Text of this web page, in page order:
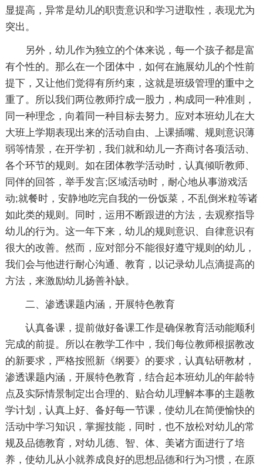
显提高，异常是幼儿的职责意识和学习进取性，表现尤为
突出。
另外，幼儿作为独立的个体来说，每一个孩子都是富
有个性的。那么在一个团体中，如何在施展幼儿的个性前
提下，又让他们觉得有所约束，这就是班级管理的重中之
重了。所以我们两位教师拧成一股力，构成同一种准则，
同一种理念，向着同一种目标去努力。应对本班幼儿在大
大班上学期表现出来的活动自由、上课插嘴、规则意识薄
弱等情景，在开学初，我们就和幼儿一齐商讨各项活动、
各个环节的规则。如在团体教学活动时，认真倾听教师、
同伴的回答，举手发言;区域活动时，耐心地从事游戏活
动;就餐时，安静地吃完自我的一份饭菜，不乱倒米粒等诸
如此类的规则。同时，运用不断跟进的方法，去观察指导
幼儿的行为。这一年下来，幼儿的规则意识、自律意识有
很大的改善。然而，应对部分不能很好遵守规则的幼儿，
我们会与他进行耐心沟通、教育，以记录幼儿点滴提高的
方法，来激励幼儿扬善补缺。
二、渗透课题内涵，开展特色教育
认真备课，提前做好备课工作是确保教育活动能顺利
完成的前提。所以在教学工作中，我们每位教师根据教改
的新要求，严格按照新《纲要》的要求，认真钻研教材，
渗透课题内涵，开展特色教育，结合起本班幼儿的年龄特
点及实际情景制定出合理的、贴合幼儿理解本事的主题教
学计划，认真上好、备好每一节课，使幼儿在简便愉快的
活动中学习知识，掌握技能，同时，也不放松对幼儿的常
规及品德教育，对幼儿德、智、体、美诸方面进行了培
养，使幼儿从小就养成良好的思想品德和行为习惯，在原